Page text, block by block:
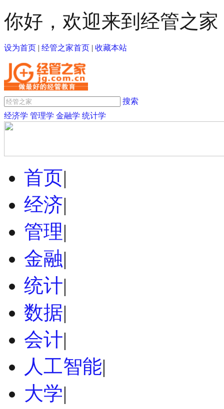
你好，欢迎来到经管之家
设为首页 | 经管之家首页 | 收藏本站
搜索
经济学 管理学 金融学 统计学
首页|
经济|
管理|
金融|
统计|
数据|
会计|
人工智能|
大学|